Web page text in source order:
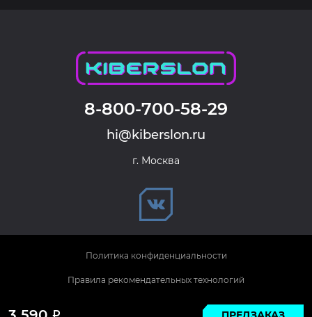
Р
8-800-700-58-29
hi@kiberslon.ru
г. Москва
© 2026 KIBERSLON. Все права защищены.
Политика конфиденциальности
Правила рекомендательных технологий